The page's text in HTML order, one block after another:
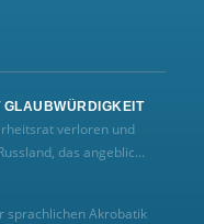
verloren und
das angeblic...
sprachlichen Akrobatik